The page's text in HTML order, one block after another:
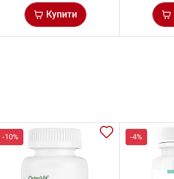
Купити
-10% -4%